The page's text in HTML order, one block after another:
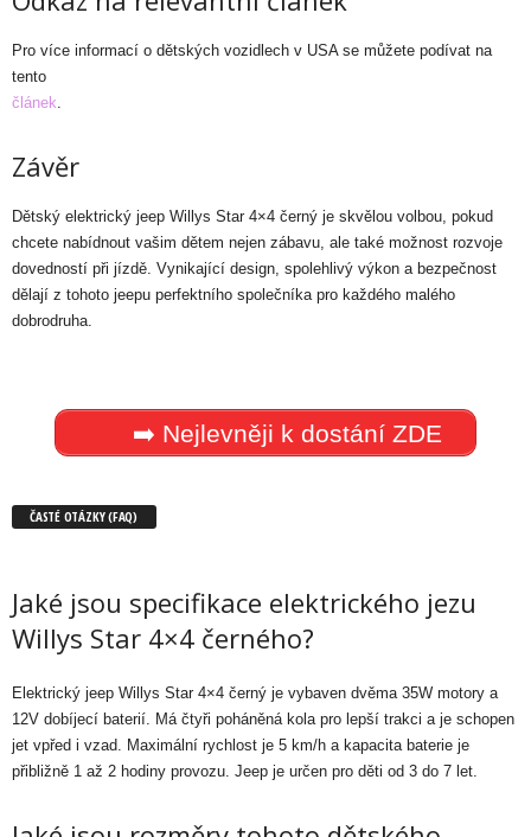
Pro více informací o dětských vozidlech v USA se můžete podívat na
tento
článek
Závěr
Dětský elektrický jeep Willys Star 4×4 černý je skvělou volbou, pokud
chcete nabídnout vašim dětem nejen zábavu, ale také možnost rozvoje
dovedností při jízdě. Vynikající design, spolehlivý výkon a bezpečnost
dělají z tohoto jeepu perfektního společníka pro každého malého
dobrodruha.
➡️ Nejlevněji k dostání ZDE
ČASTÉ OTÁZKY (FAQ)
Jaké jsou specifikace elektrického jezu
Willys Star 4×4 černého?
Elektrický jeep Willys Star 4×4 černý je vybaven dvěma 35W motory a
12V dobíjecí baterií. Má čtyři poháněná kola pro lepší trakci a je schopen
jet vpřed i vzad. Maximální rychlost je 5 km/h a kapacita baterie je
přibližně 1 až 2 hodiny provozu. Jeep je určen pro děti od 3 do 7 let.